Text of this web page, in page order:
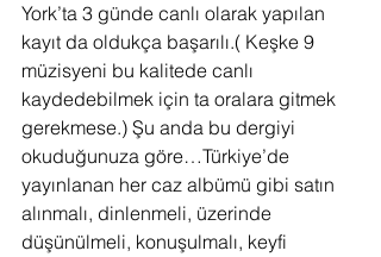
York’ta 3 günde canlı olarak yapılan
kayıt da oldukça başarılı.( Keşke 9
müzisyeni bu kalitede canlı
kaydedebilmek için ta oralara gitmek
gerekmese.) Şu anda bu dergiyi
okuduğunuza göre…Türkiye’de
yayınlanan her caz albümü gibi satın
alınmalı, dinlenmeli, üzerinde
düşünülmeli, konuşulmalı, keyfi